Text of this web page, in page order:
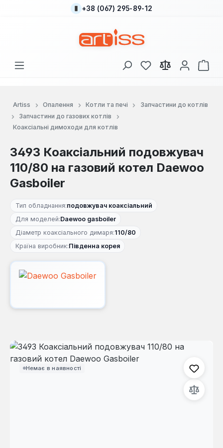
Перейти до основного вмісту
+38 (067) 295-89-12
У вас є 0 у списку
Artiss Опалення Котли та печі
Запчастини до котлів
Запчастини до газових котлів
Коаксіальні димоходи для котлів
3493 Коаксіальний подовжувач
110/80 на газовий котел Daewoo
Gasboiler
Тип обладнання:подовжувач коаксіальний
Для моделей:Daewoo gasboiler
Діаметр коаксіального димаря:110/80
Країна виробник:Південна корея
Немає в наявності
Пропустити галерею зображень